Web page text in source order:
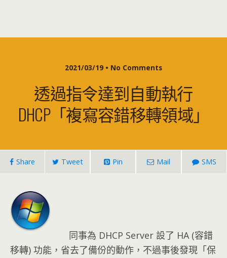
2021/03/19 • No Comments
透過指令達到自動執行
DHCP「複寫容錯移轉領域」
Share Tweet Pin Mail SMS
同事為 DHCP Server 設了 HA (容錯
移轉) 功能，省去了備份的動作，不過事後發現「保